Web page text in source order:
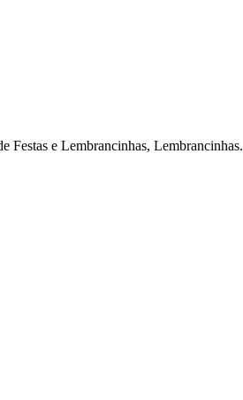
e Lembrancinhas, Lembrancinhas.